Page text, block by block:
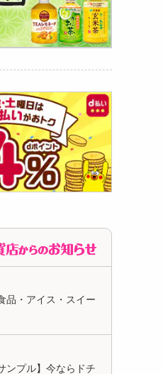
品・アイス・スイー
ンプル】今ならドチ